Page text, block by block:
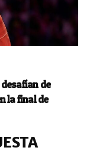
de
la final de